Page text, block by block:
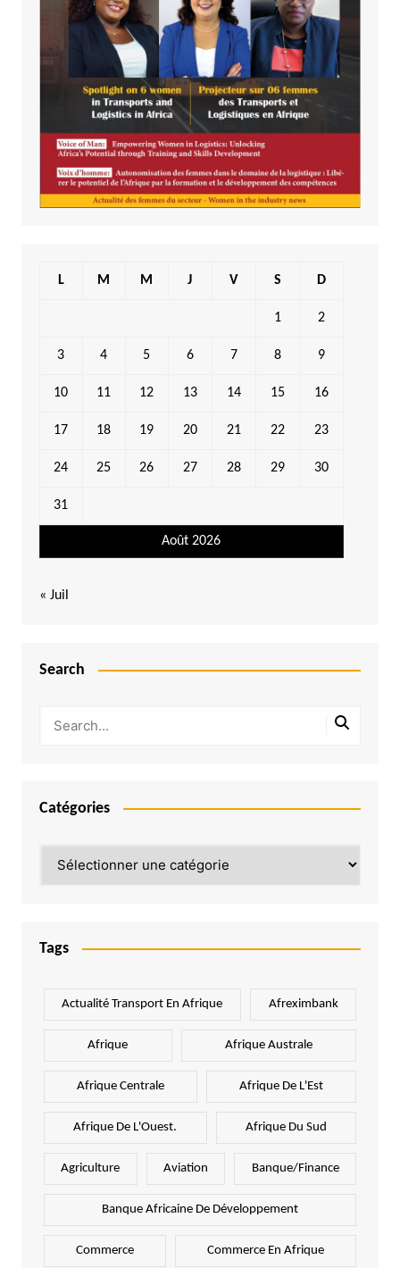
Août 2026
L M M J V S D
1 2
3 4 5 6 7 8 9
10 11 12 13 14 15 16
17 18 19 20 21 22 23
24 25 26 27 28 29 30
31
« Juil
Search
Catégories
Tags
Actualité Transport En Afrique Afreximbank
Afrique Afrique Australe
Afrique Centrale Afrique De L'Est
Afrique De L'Ouest. Afrique Du Sud
Agriculture Aviation Banque/Finance
Banque Africaine De Développement
Commerce Commerce En Afrique